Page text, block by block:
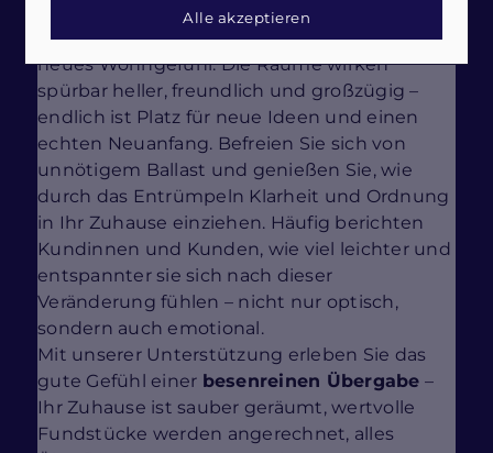
Nach einer gelungenen Haushaltsauflösung
in Neustadt in Holstein erwartet Sie ein ganz
neues Wohngefühl: Die Räume wirken
spürbar heller, freundlich und großzügig –
endlich ist Platz für neue Ideen und einen
echten Neuanfang. Befreien Sie sich von
unnötigem Ballast und genießen Sie, wie
durch das Entrümpeln Klarheit und Ordnung
in Ihr Zuhause einziehen. Häufig berichten
Kundinnen und Kunden, wie viel leichter und
entspannter sie sich nach dieser
Veränderung fühlen – nicht nur optisch,
sondern auch emotional.
Mit unserer Unterstützung erleben Sie das
gute Gefühl einer besenreinen Übergabe –
Ihr Zuhause ist sauber geräumt, wertvolle
Fundstücke werden angerechnet, alles
Alle akzeptieren